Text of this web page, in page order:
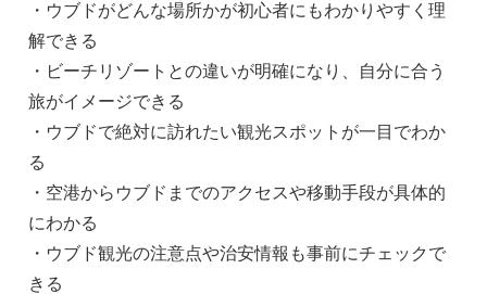
・ウブドがどんな場所かが初心者にもわかりやすく理
解できる
・ビーチリゾートとの違いが明確になり、自分に合う
旅がイメージできる
・ウブドで絶対に訪れたい観光スポットが一目でわか
る
・空港からウブドまでのアクセスや移動手段が具体的
にわかる
・ウブド観光の注意点や治安情報も事前にチェックで
きる